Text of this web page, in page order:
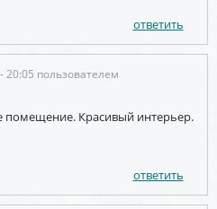
ответить
20:05 пользователем
помещение. Красивый интерьер.
ответить